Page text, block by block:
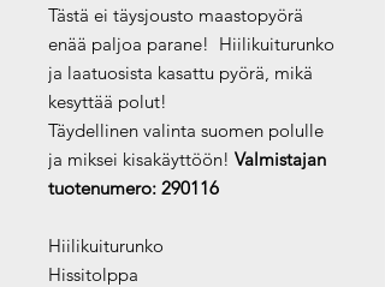
Tästä ei täysjousto maastopyörä
enää paljoa parane! Hiilikuiturunko
ja laatuosista kasattu pyörä, mikä
kesyttää polut!
Täydellinen valinta suomen polulle
ja miksei kisakäyttöön! Valmistajan
tuotenumero: 290116
Hiilikuiturunko
Hissitolppa